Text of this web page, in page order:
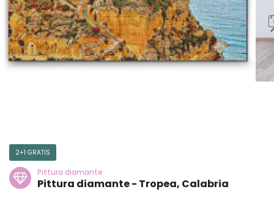
2+1 GRATIS
Pittura diamante
Pittura diamante - Tropea, Calabria